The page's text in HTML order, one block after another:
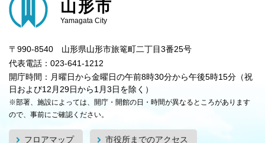
山形市
Yamagata City
〒990-8540 山形県山形市旅篭町二丁目3番25号
代表電話：023-641-1212
開庁時間：月曜日から金曜日の午前8時30分から午後5時15分（祝
日および12月29日から1月3日を除く）
※部署、施設によっては、開庁・開館の日・時間が異なるところがあります
ので、事前にご確認ください。
フロアマップ 市役所までのアクセス